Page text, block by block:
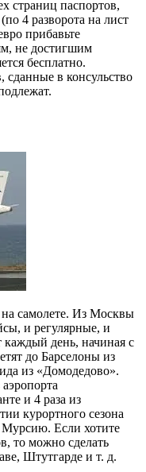
страниц паспортов,
4 разворота на лист
прибавьте
не достигшим
бесплатно.
в консульство
самолете. Из Москвы
и регулярные, и
каждый день, начиная с
до Барселоны из
из «Домодедово».
и 4 раза из
курортного сезона
Если хотите
то можно сделать
Штутгарде и т. д.